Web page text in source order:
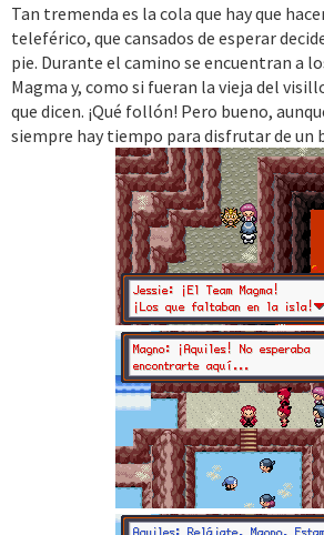
Tan tremenda es la cola que hay que
teleférico, que cansados de esperar
pie. Durante el camino se encuentran a
Magma y, como si fueran la vieja del
que dicen. ¡Qué follón! Pero bueno,
siempre hay tiempo para disfrutar de un